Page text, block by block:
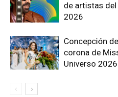
de artistas
2026
Concepción
corona de
Universo 2026